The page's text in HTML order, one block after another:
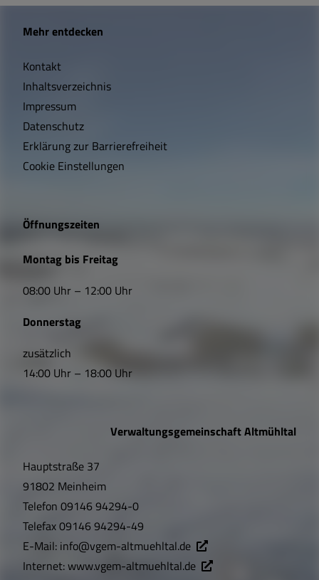
W
c
h
t
i
e
L
n
k
s
f
n
u
n
Mehr entdecken
Kontakt
Inhaltsverzeichnis
Impressum
Datenschutz
Erklärung zur Barrierefreiheit
Cookie Einstellungen
Öffnungszeiten
Montag bis Freitag
08:00 Uhr – 12:00 Uhr
Donnerstag
zusätzlich
14:00 Uhr – 18:00 Uhr
Verwaltungsgemeinschaft Altmühltal
Hauptstraße 37
91802 Meinheim
Telefon 09146 94294-0
Telefax09146 94294-49
E-Mail: info@vgem-altmuehltal.de
Internet:www.vgem-altmuehltal.de